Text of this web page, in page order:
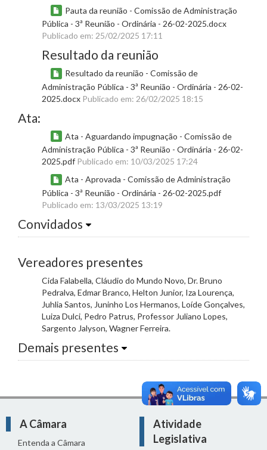
Pauta da reunião - Comissão de Administração
Pública - 3ª Reunião - Ordinária - 26-02-2025.docx
Publicado em: 25/02/2025 17:11
Resultado da reunião
Resultado da reunião - Comissão de
Administração Pública - 3ª Reunião - Ordinária - 26-02-
2025.docx Publicado em: 26/02/2025 18:15
Ata:
Ata - Aguardando impugnação - Comissão de
Administração Pública - 3ª Reunião - Ordinária - 26-02-
2025.pdf Publicado em: 10/03/2025 17:24
Ata - Aprovada - Comissão de Administração
Pública - 3ª Reunião - Ordinária - 26-02-2025.pdf
Publicado em: 13/03/2025 13:19
Convidados
Vereadores presentes
Cida Falabella, Cláudio do Mundo Novo, Dr. Bruno
Pedralva, Edmar Branco, Helton Junior, Iza Lourença,
Juhlia Santos, Juninho Los Hermanos, Loíde Gonçalves,
Luiza Dulci, Pedro Patrus, Professor Juliano Lopes,
Sargento Jalyson, Wagner Ferreira.
Demais presentes
A Câmara
Entenda a Câmara
Atividade
Legislativa